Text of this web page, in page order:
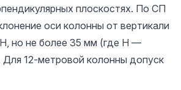
плоскостях. По СП
оси колонны от вертикали
но не более 35 мм (где H —
12-метровой колонны допуск